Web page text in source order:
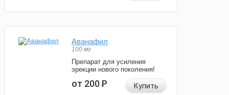
Аванафил
100 мг
Препарат для усиления
эрекции нового поколения!
от 200Р Купить